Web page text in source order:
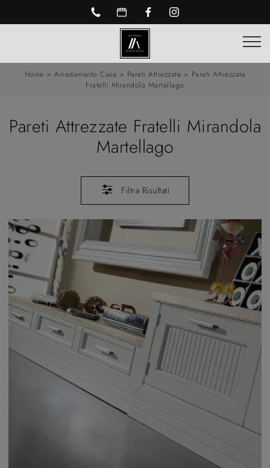
Home >Arredamento Casa > Pareti Attrezzate > Pareti Attrezzate
Fratelli Mirandola Martellago
Pareti Attrezzate Fratelli Mirandola
Martellago
Filtra Risultati